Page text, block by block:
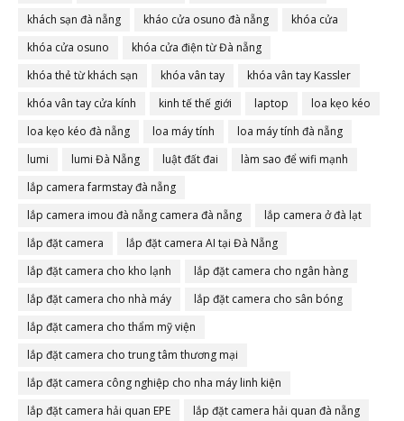
khách sạn đà nẵng
kháo cửa osuno đà nẵng
khóa cửa
khóa cửa osuno
khóa cửa điện từ Đà nẵng
khóa thẻ từ khách sạn
khóa vân tay
khóa vân tay Kassler
khóa vân tay cửa kính
kinh tế thế giới laptop
loa kẹo kéo
loa kẹo kéo đà nẵng
loa máy tính
loa máy tính đà nẵng
lumi
lumi Đà Nẵng luật đất đai
làm sao để wifi mạnh
lắp camera farmstay đà nẵng
lắp camera imou đà nẵng camera đà nẵng
lắp camera ở đà lạt
lắp đặt camera
lắp đặt camera AI tại Đà Nẵng
lắp đặt camera cho kho lạnh
lắp đặt camera cho ngân hàng
lắp đặt camera cho nhà máy
lắp đặt camera cho sân bóng
lắp đặt camera cho thẩm mỹ viện
lắp đặt camera cho trung tâm thương mại
lắp đặt camera công nghiệp cho nha máy linh kiện
lắp đặt camera hải quan EPE
lắp đặt camera hải quan đà nẵng